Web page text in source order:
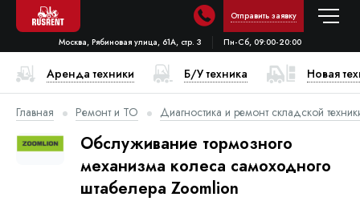
Отправить заявку
Москва, Рябиновая улица, 61А, стр. 3 Пн-Сб, 09:00-20:00
Аренда техники Б/У техника Новая
Главная Ремонт и ТО Диагностика и ремонт складской
Обслуживание тормозного
механизма колеса самоходного
штабелера Zoomlion